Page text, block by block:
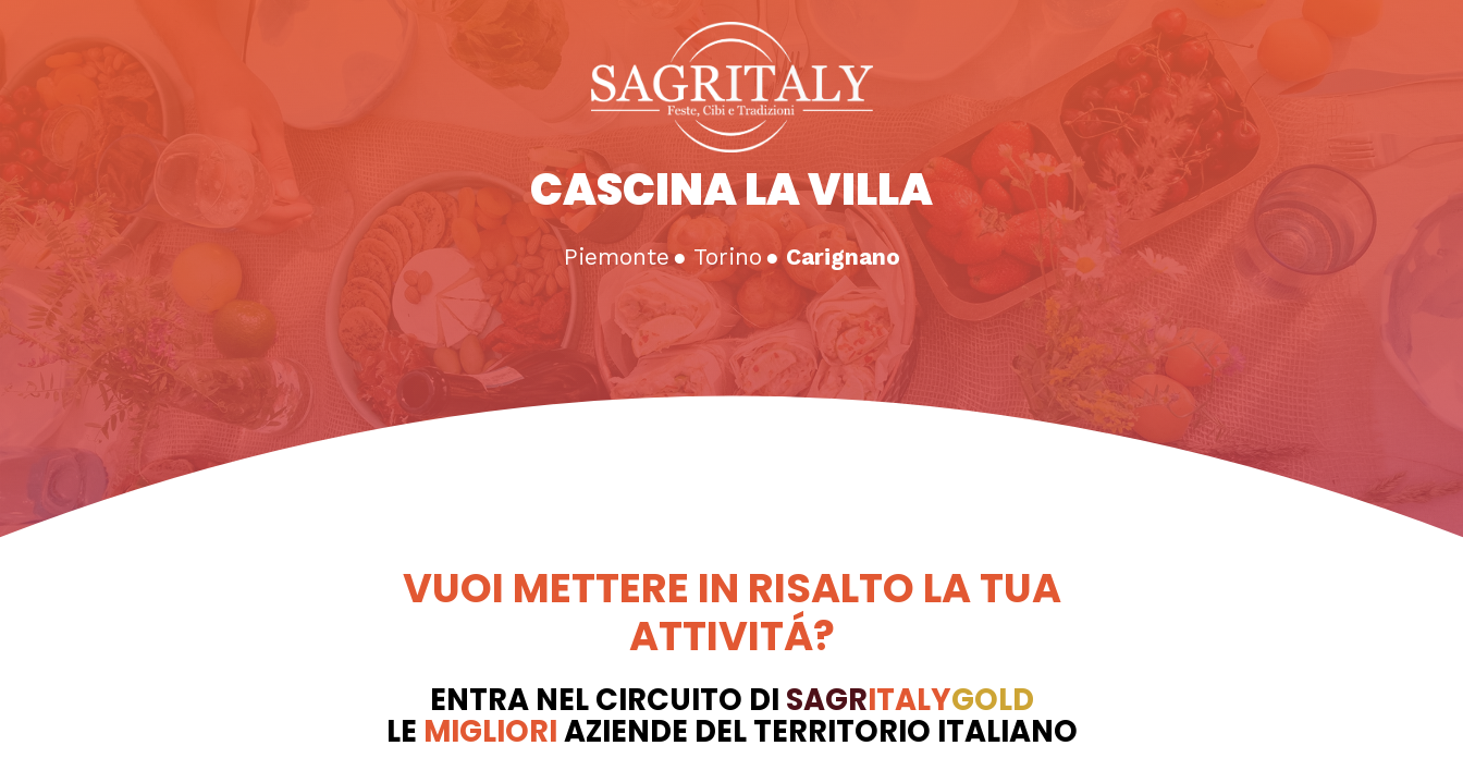
CASCINA LA VILLA
Piemonte● Torino ● Carignano
VUOI METTERE IN RISALTO LA TUA
ATTIVITÁ?
ENTRA NEL CIRCUITO DI SAGRITALYGOLD
LE MIGLIORIAZIENDE DEL TERRITORIO ITALIANO